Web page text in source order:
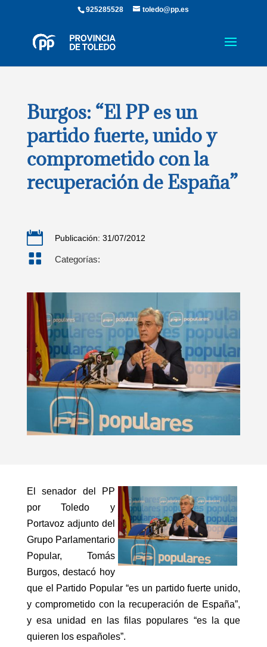
925285528 toledo@pp.es
Burgos: “El PP es un
partido fuerte, unido y
comprometido con la
recuperación de España”
 Publicación: 31/07/2012
 Categorías:
El senador del PP
por Toledo y
Portavoz adjunto del
Grupo Parlamentario
Popular, Tomás
Burgos, destacó hoy
que el Partido Popular “es un partido fuerte unido,
y comprometido con la recuperación de España”,
y esa unidad en las filas populares “es la que
quieren los españoles”.